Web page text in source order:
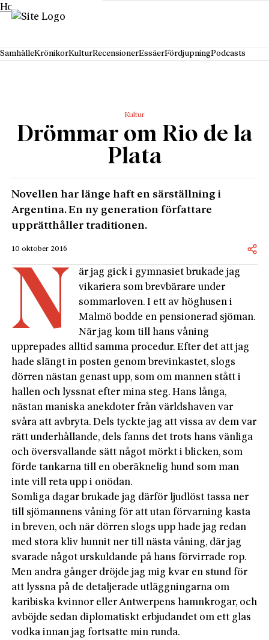
Hoppa till innehåll
SamhälleKrönikorKulturRecensionerEssäerFördjupningPodcasts
Kultur
Drömmar om Rio de la
Plata
Novellen har länge haft en särställning i
Argentina. En ny generation författare
upprätthåller traditionen.
10 oktober 2016
N
är jag gick i gymnasiet brukade jag
vikariera som brevbärare under
sommarloven. I ett av höghusen i
Malmö bodde en pensionerad sjöman.
När jag kom till hans våning
upprepades alltid samma procedur. Efter det att jag
hade slängt in posten genom brevinkastet, slogs
dörren nästan genast upp, som om mannen stått i
hallen och lyssnat efter mina steg. Hans långa,
nästan maniska anekdoter från världshaven var
svåra att avbryta. Dels tyckte jag att vissa av dem var
rätt underhållande, dels fanns det trots hans vänliga
och översvallande sätt något mörkt i blicken, som
förde tankarna till en oberäknelig hund som man
inte vill reta upp i onödan.
Somliga dagar brukade jag därför ljudlöst tassa ner
till sjömannens våning för att utan förvarning kasta
in breven, och när dörren slogs upp hade jag redan
med stora kliv hunnit ner till nästa våning, där jag
svarade något urskuldande på hans förvirrade rop.
Men andra gånger dröjde jag mig kvar en stund för
att lyssna på de detaljerade utläggningarna om
karibiska kvinnor eller Antwerpens hamnkrogar, och
avböjde sedan diplomatiskt erbjudandet om ett glas
vodka innan jag fortsatte min runda.